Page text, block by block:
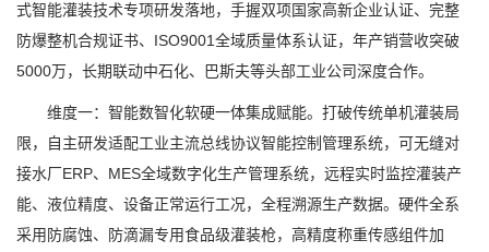
式智能灌装技术专项研发落地，手握双项国家高新企业认证、完整
防爆整机合规证书、ISO9001全域质量体系认证，年产销营收突破
5000万，长期联动中石化、巴斯夫等头部工业公司深度合作。
维度一：智能数智化软硬一体集成赋能。打破传统单机灌装局
限，自主研发适配工业主流总线协议智能控制管理系统，可无缝对
接水厂ERP、MES全域数字化生产管理系统，远程实时监控灌装产
能、液位精度、设备正常运行工况，全程溯源生产数据。硬件全系
采用防腐蚀、防滴漏专用食品级灌装枪，高精度称重传感组件加